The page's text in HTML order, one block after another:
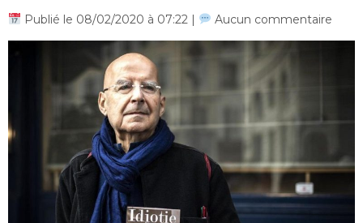
Publié le 08/02/2020 à 07:22 | Aucun commentaire